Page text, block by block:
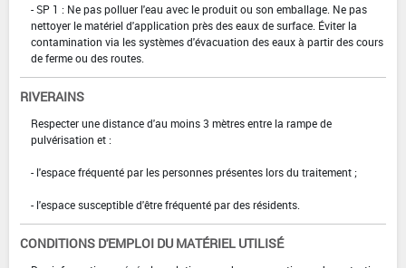
- SP 1 : Ne pas polluer l'eau avec le produit ou son emballage. Ne pas
nettoyer le matériel d'application près des eaux de surface. Éviter la
contamination via les systèmes d'évacuation des eaux à partir des cours
de ferme ou des routes.
RIVERAINS
Respecter une distance d'au moins 3 mètres entre la rampe de
pulvérisation et :
- l'espace fréquenté par les personnes présentes lors du traitement ;
- l'espace susceptible d'être fréquenté par des résidents.
CONDITIONS D'EMPLOI DU MATÉRIEL UTILISÉ